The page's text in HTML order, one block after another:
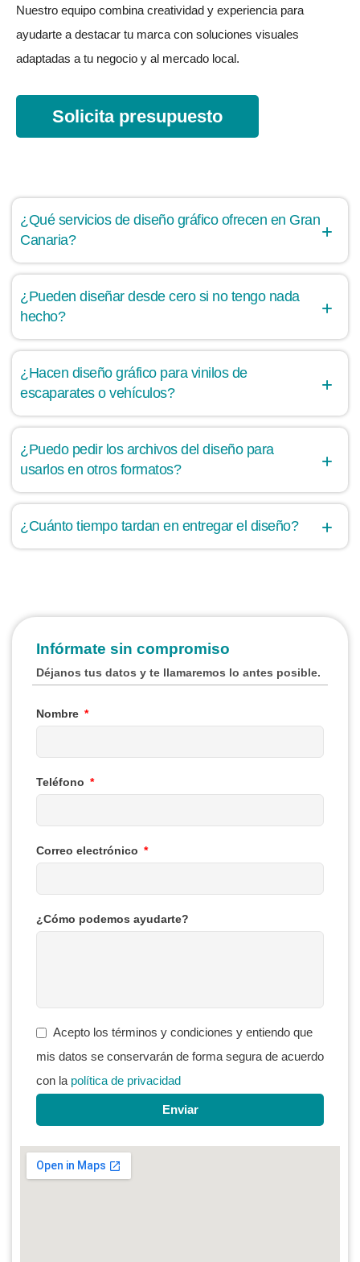
Nuestro equipo combina creatividad y experiencia para
ayudarte a destacar tu marca con soluciones visuales
adaptadas a tu negocio y al mercado local.
Solicita presupuesto
¿Qué servicios de diseño gráfico ofrecen en Gran
Canaria?
¿Pueden diseñar desde cero si no tengo nada
hecho?
¿Hacen diseño gráfico para vinilos de
escaparates o vehículos?
¿Puedo pedir los archivos del diseño para
usarlos en otros formatos?
¿Cuánto tiempo tardan en entregar el diseño?
Infórmate sin compromiso
Déjanos tus datos y te llamaremos lo antes posible.
Nombre
Teléfono
Correo electrónico
¿Cómo podemos ayudarte?
Acepto los términos y condiciones y entiendo que
mis datos se conservarán de forma segura de acuerdo
con la política de privacidad
Enviar